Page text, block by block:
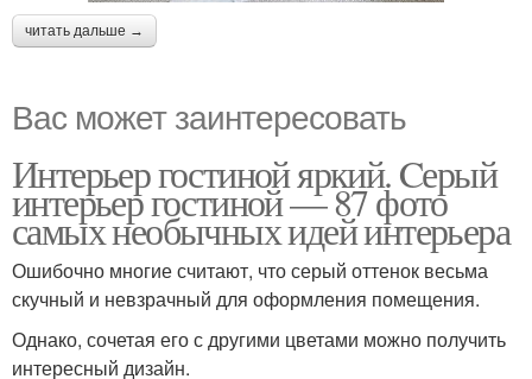
читать дальше →
Вас может заинтересовать
Интерьер гостиной яркий. Cерый
интерьер гостиной — 87 фото
самых необычных идей интерьера
Ошибочно многие считают, что серый оттенок весьма
скучный и невзрачный для оформления помещения.
Однако, сочетая его с другими цветами можно получить
интересный дизайн.